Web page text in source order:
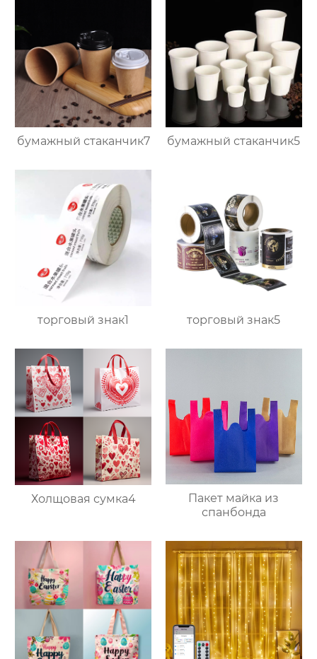
бумажный стаканчик7 бумажный стаканчик5
торговый знак1 торговый знак5
Холщовая сумка4
Пакет майка из
спанбонда